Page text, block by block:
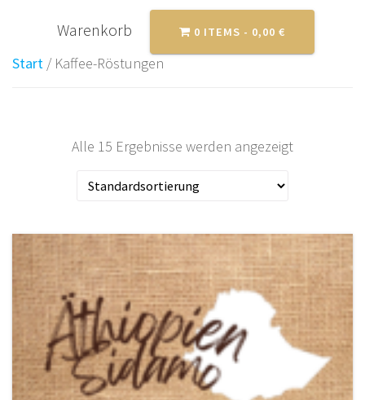
0 ITEMS - 0,00 €
Start / Kaffee-Röstungen
Alle 15 Ergebnisse werden angezeigt